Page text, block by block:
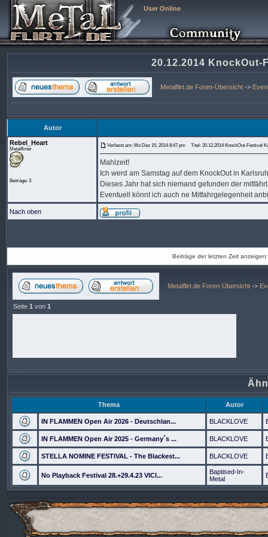
User Online
20.12.2014
Metalflirt.de Foren-Übersicht ->
Autor
Rebel_Heart
Metalflirter
Beiträge: 3
Verfasst am: Mo Dez 15, 2014 8:47 pm Titel: 20.12.2014 KnockOut-Festival
Mahlzeit!
Ich werd am Samstag auf dem KnockOut in
Dieses Jahr hat sich niemand gefunden der
Eventuell könnt ich auch ne Mitfahrgelegenheit
Nach oben
Beiträge der letzten Zeit
Metalflirt.de Foren-Übersicht ->
Seite 1 von 1
Thema Autor
IN FLAMMEN Open Air 2026 - Deutschlan... BLACKLOVE
IN FLAMMEN Open Air 2025 - Germany´s ... BLACKLOVE
STELLA NOMINE FESTIVAL - The Blackest... BLACKLOVE
No Playback Festival 28.+29.4.23 VICI...
Baptised-In-
Metal